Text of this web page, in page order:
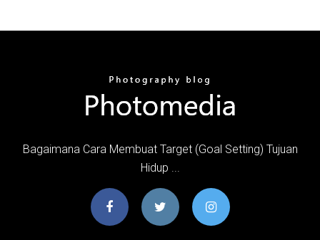
Bagaimana Cara Membuat Target (Goal Setting) Tujuan
Hidup ...